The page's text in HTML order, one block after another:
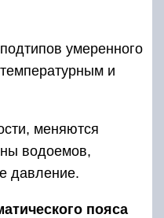
умеренного
и
меняются
водоемов,
давление.
пояса